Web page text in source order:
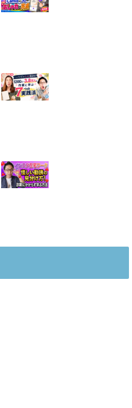
方！Canvaなら30
分でおしゃれに完
成
1200人→3.8万人
の作家に学ぶ7つ
の実践法